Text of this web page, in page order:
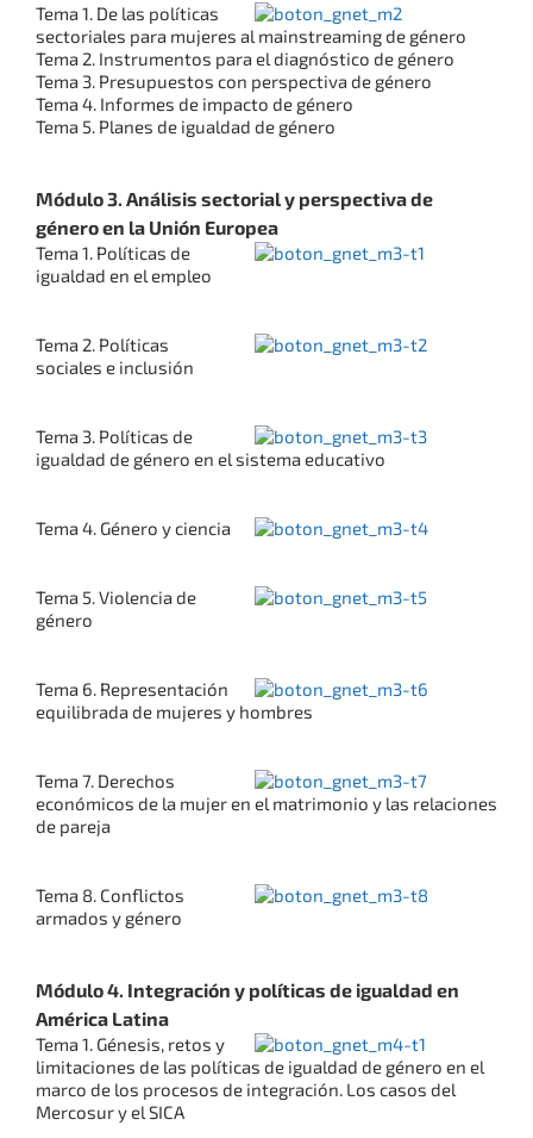
Tema 1. De las políticas
sectoriales para mujeres al mainstreaming de género
Tema 2. Instrumentos para el diagnóstico de género
Tema 3. Presupuestos con perspectiva de género
Tema 4. Informes de impacto de género
Tema 5. Planes de igualdad de género
Módulo 3. Análisis sectorial y perspectiva de
género en la Unión Europea
Tema 1. Políticas de
igualdad en el empleo
Tema 2. Políticas
sociales e inclusión
Tema 3. Políticas de
igualdad de género en el sistema educativo
Tema 4. Género y ciencia
Tema 5. Violencia de
género
Tema 6. Representación
equilibrada de mujeres y hombres
Tema 7. Derechos
económicos de la mujer en el matrimonio y las relaciones
de pareja
Tema 8. Conflictos
armados y género
Módulo 4. Integración y políticas de igualdad en
América Latina
Tema 1. Génesis, retos y
limitaciones de las políticas de igualdad de género en el
marco de los procesos de integración. Los casos del
Mercosur y el SICA